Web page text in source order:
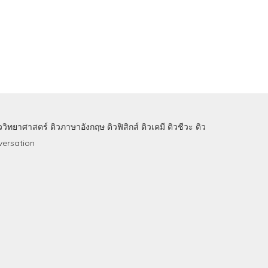
วิทยาศาสตร์ ติวภาษาอังกฤษ ติวฟิสิกส์ ติวเคมี ติวชีวะ ติว